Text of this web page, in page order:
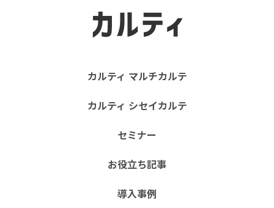
カルティ マルチカルテ
カルティ シセイカルテ
セミナー
お役立ち記事
導入事例